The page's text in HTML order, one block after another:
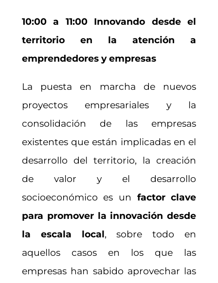
10:00 a 11:00 Innovando desde el
territorio en la atención a
emprendedores y empresas
La puesta en marcha de nuevos
proyectos empresariales y la
consolidación de las empresas
existentes que están implicadas en el
desarrollo del territorio, la creación
de valor y el desarrollo
socioeconómico es un factor clave
para promover la innovación desde
la escala local, sobre todo en
aquellos casos en los que las
empresas han sabido aprovechar las